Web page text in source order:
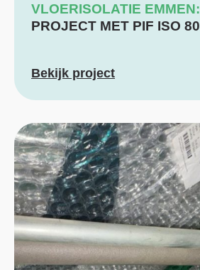
VLOERISOLATIE EMMEN:
PROJECT MET PIF ISO 80
Bekijk project